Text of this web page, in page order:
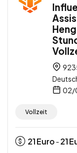
02/
Vollzeit
21Euro - 21